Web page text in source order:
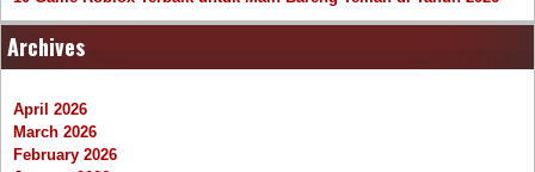
Archives
April 2026
March 2026
February 2026